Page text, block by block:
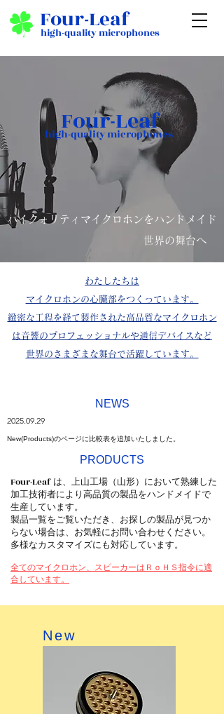
Four-Leaf
high-quality microphones
Four-Leaf
high-quality microphones
​ハイクォリティマイクロホンをハンドメイド
世界の舞台へ
わたしたちは
マイクロホンの心臓部をつくっています。
緻密な工程を経て製作された高品質なマイクロホン
は音響のプロフェッショナルや通信デバイスなど
世界のさまざまな舞台で活躍しています。
NEWS
​2025.09.29
New(Products)のページに比較表を追加いたしました。
PRODUCTS
Four-Leaf は、上山工場（山形）において熟練した
加工技術者により高品質の製品をハンドメイドで
生産しています。
製品一覧をご覧いただき、お探しの製品が見つか
らない場合は、お気軽にお問い合わせください。
​多様なカスタマイズにも対応しています。
全てのマイクロホン、スピーカーはＲｏＨＳ指令に適
合しています。
New